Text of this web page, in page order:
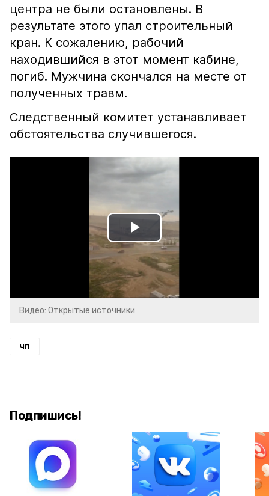
центра не были остановлены. В
результате этого упал строительный
кран. К сожалению, рабочий
находившийся в этот момент кабине,
погиб. Мужчина скончался на месте от
полученных травм.
Следственный комитет устанавливает
обстоятельства случившегося.
Play
Video
Видео: Открытые источники
чп
Подпишись!